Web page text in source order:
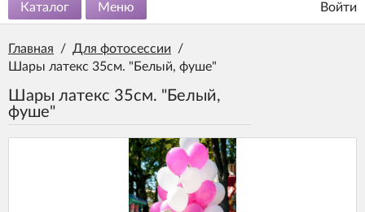
Каталог Меню Войти
Главная / Для фотосессии
/
Шары латекс 35см. "Белый, фуше"
Шары латекс 35см. "Белый,
фуше"